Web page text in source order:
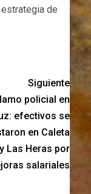
de
Siguiente
policial en
efectivos se
en Caleta
Las Heras por
salariales